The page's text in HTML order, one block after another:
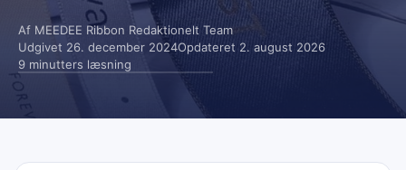
Af MEEDEE Ribbon Redaktionelt Team
Udgivet 26. december 2024Opdateret 2. august 2026
9 minutters læsning